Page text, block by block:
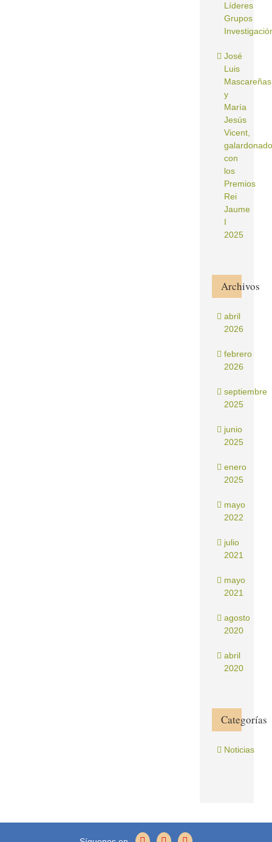
Líderes
Grupos
José
Luis
Mascareñas
y
María
Jesús
Vicent,
con
los
Premios
Rei
Jaume
I
2025
Archivos
abril
2026
febrero
2026
septiembre
2025
junio
2025
enero
2025
mayo
2022
julio
2021
mayo
2021
agosto
2020
abril
2020
Categorías
Noticias